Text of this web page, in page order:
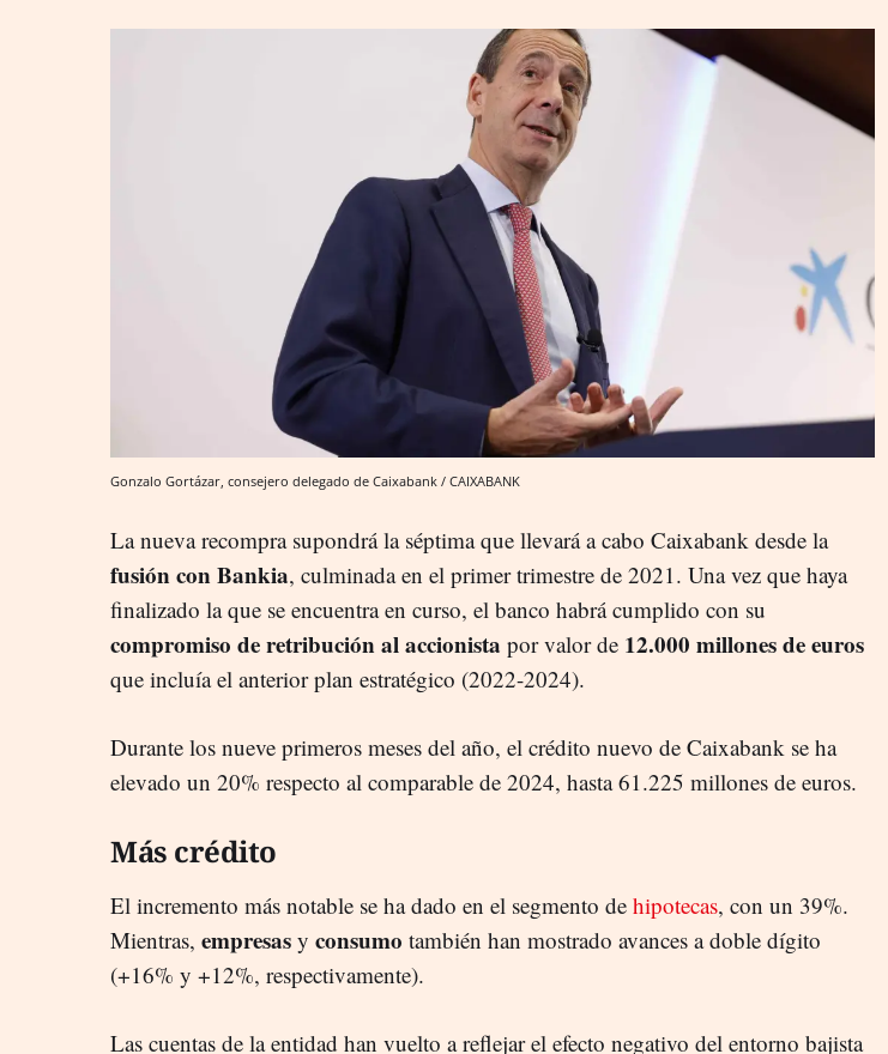
Gonzalo Gortázar, consejero delegado de Caixabank / CAIXABANK
La nueva recompra supondrá la séptima que llevará a cabo Caixabank desde la
fusión con Bankia, culminada en el primer trimestre de 2021. Una vez que haya
finalizado la que se encuentra en curso, el banco habrá cumplido con su
compromiso de retribución al accionista por valor de 12.000 millones de euros
que incluía el anterior plan estratégico (2022-2024).
Durante los nueve primeros meses del año, el crédito nuevo de Caixabank se ha
elevado un 20% respecto al comparable de 2024, hasta 61.225 millones de euros.
Más crédito
El incremento más notable se ha dado en el segmento de hipotecas, con un 39%.
Mientras, empresas y consumo también han mostrado avances a doble dígito
(+16% y +12%, respectivamente).
Las cuentas de la entidad han vuelto a reflejar el efecto negativo del entorno bajista